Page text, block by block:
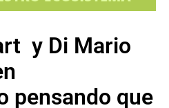
y Di Mario
pensando que